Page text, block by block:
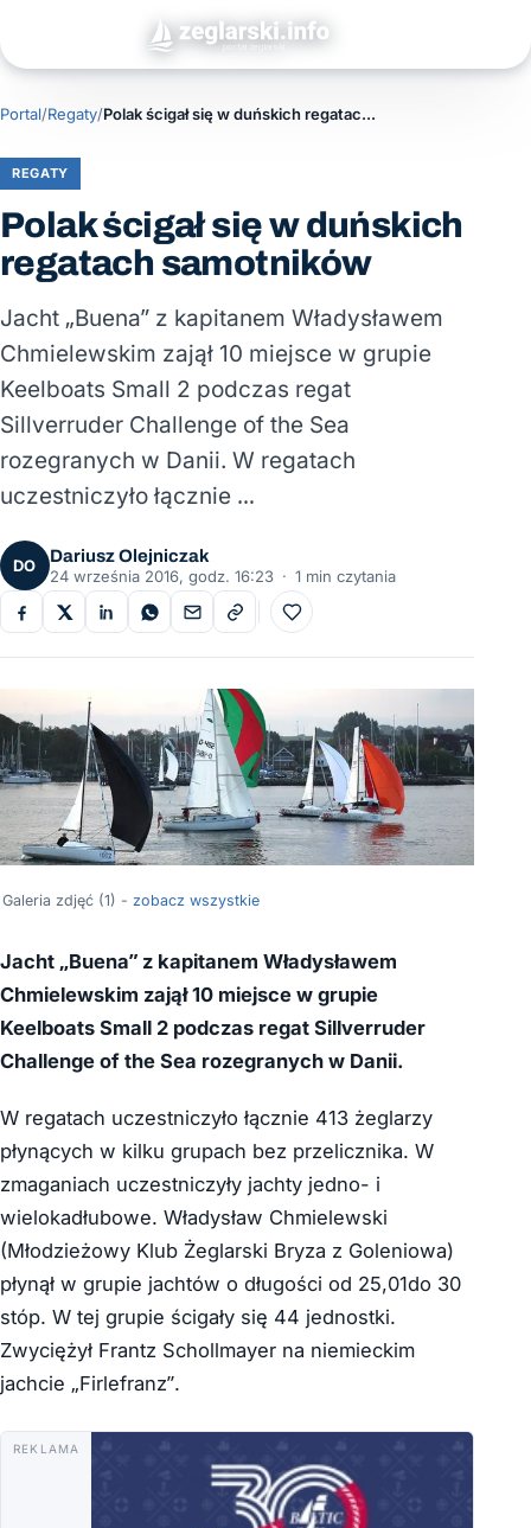
Portal/Regaty/ Polak ścigał się w duńskich regatach samotników
REGATY
Polak ścigał się w duńskich
regatach samotników
Jacht „Buena” z kapitanem Władysławem
Chmielewskim zajął 10 miejsce w grupie
Keelboats Small 2 podczas regat
Sillverruder Challenge of the Sea
rozegranych w Danii. W regatach
uczestniczyło łącznie …
DO
Dariusz Olejniczak
24 września 2016, godz. 16:23 · 1 min czytania
Do ulubionych
Galeria zdjęć (1) - zobacz wszystkie
Jacht „Buena” z kapitanem Władysławem
Chmielewskim zajął 10 miejsce w grupie
Keelboats Small 2 podczas regat Sillverruder
Challenge of the Sea rozegranych w Danii.
W regatach uczestniczyło łącznie 413 żeglarzy
płynących w kilku grupach bez przelicznika. W
zmaganiach uczestniczyły jachty jedno- i
wielokadłubowe. Władysław Chmielewski
(Młodzieżowy Klub Żeglarski Bryza z Goleniowa)
płynął w grupie jachtów o długości od 25,01do 30
stóp. W tej grupie ścigały się 44 jednostki.
Zwyciężył Frantz Schollmayer na niemieckim
jachcie „Firlefranz”.
REKLAMA